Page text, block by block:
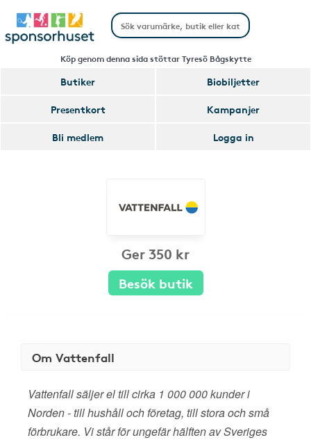
Köp genom denna sida stöttar Tyresö Bågskytte
Butiker
Biobiljetter
Presentkort
Kampanjer
Bli medlem
Logga in
Ger 350 kr
Besök butik
Om Vattenfall
Vattenfall säljer el till cirka 1 000 000 kunder i
Norden - till hushåll och företag, till stora och små
förbrukare. Vi står för ungefär hälften av Sveriges